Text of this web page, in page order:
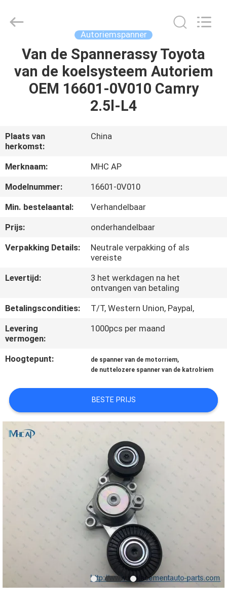
HUIS
PRODUCTEN
ONS
FABRIEKSREIS
KWALITEITSCONTROLE
NEEM
CONTACT
OM
EEN
PRIVACY
POLICY
Limited.
Autoriemspanner
Van de Spannerassy Toyota
van de koelsysteem Autoriem
OEM 16601-0V010 Camry
2.5l-L4
Plaats van
herkomst:
China
Merknaam:
MHC AP
Modelnummer:
16601-0V010
Min. bestelaantal:
Verhandelbaar
Prijs:
onderhandelbaar
Verpakking Details:
Neutrale verpakking of als
vereiste
Levertijd:
3 het werkdagen na het
ontvangen van betaling
Betalingscondities:
T/T, Western Union, Paypal,
Levering
vermogen:
1000pcs per maand
Hoogtepunt: de spanner van de motorriem,
de nuttelozere spanner van de katrolriem
BESTE PRIJS